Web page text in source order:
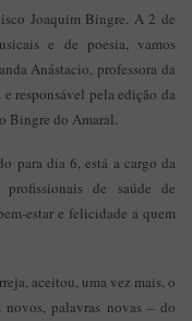
Joaquim Bingre. A 2 de
e de poesia, vamos
Anástacio, professora da
responsável pela edição da
Bingre do Amaral.
para dia 6, está a cargo da
profissionais de saúde de
estar e felicidade a quem
aceitou, uma vez mais, o
palavras novas – do